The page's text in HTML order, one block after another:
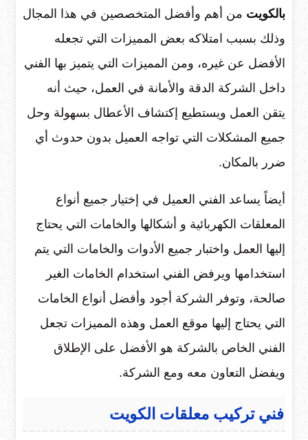
بالكويت من أهم وأفضل المتخصصين في هذا المجال
وذلك بسبب امتلاكه بعض المميزات التي تجعله
الأفضل عن غيره، ومن المميزات التي يتميز بها الفني
داخل الشركة الدقة والأمانة في العمل، حيث أنه
يتقن العمل ويستطيع إكتشاف الأعطال بسهولة وحل
جميع المشكلات التي تواجه العميل بدون حدوث أي
ضرر بالمكان.
أيضاً يساعد الفني العميل في إختيار جميع أنواع
المعلقات الكهربائية و أشكالها والخامات التي يحتاج
إليها العمل واختبار جميع الأدوات والخامات التي يتم
استخدامها ويرفض الفني استخدام الخامات الغير
صالحة، وتوفر الشركة أجود وأفضل أنواع الخامات
التي يحتاج إليها موقع العمل وهذه المميزات تجعل
الفني الخاص بالشركة هو الأفضل على الإطلاق
ويفضل التعاون معه ومع الشركة.
فني تركيب معلقات الكويت